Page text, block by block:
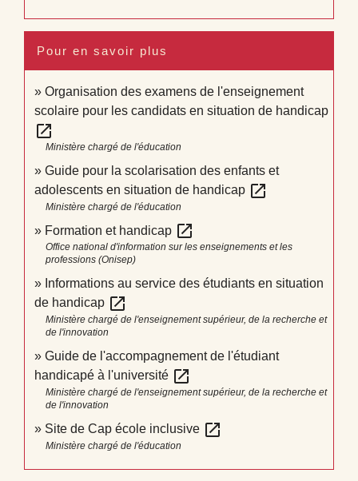
Pour en savoir plus
Organisation des examens de l'enseignement
scolaire pour les candidats en situation de handicap
open_in_new
Ministère chargé de l'éducation
Guide pour la scolarisation des enfants et
adolescents en situation de handicap open_in_new
Ministère chargé de l'éducation
Formation et handicap open_in_new
Office national d'information sur les enseignements et les
professions (Onisep)
Informations au service des étudiants en situation
de handicap open_in_new
Ministère chargé de l'enseignement supérieur, de la recherche et
de l'innovation
Guide de l'accompagnement de l'étudiant
handicapé à l'université open_in_new
Ministère chargé de l'enseignement supérieur, de la recherche et
de l'innovation
Site de Cap école inclusive open_in_new
Ministère chargé de l'éducation